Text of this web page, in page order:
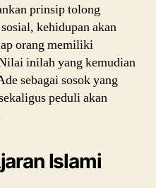
prinsip tolong
kehidupan akan
orang memiliki
inilah yang kemudian
sebagai sosok yang
peduli akan
Islami